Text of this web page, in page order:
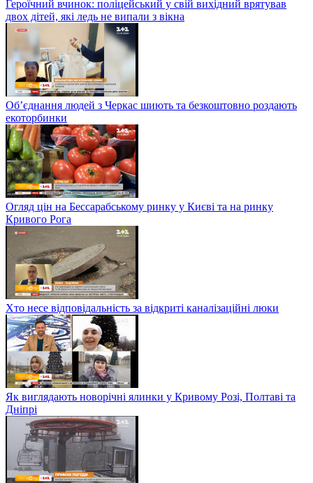
Героїчний вчинок: поліцейський у свій вихідний врятував
двох дітей, які ледь не випали з вікна
Об’єднання людей з Черкас шиють та безкоштовно роздають
екоторбинки
Огляд цін на Бессарабському ринку у Києві та на ринку
Кривого Рога
Хто несе відповідальність за відкриті каналізаційні люки
Як виглядають новорічні ялинки у Кривому Розі, Полтаві та
Дніпрі